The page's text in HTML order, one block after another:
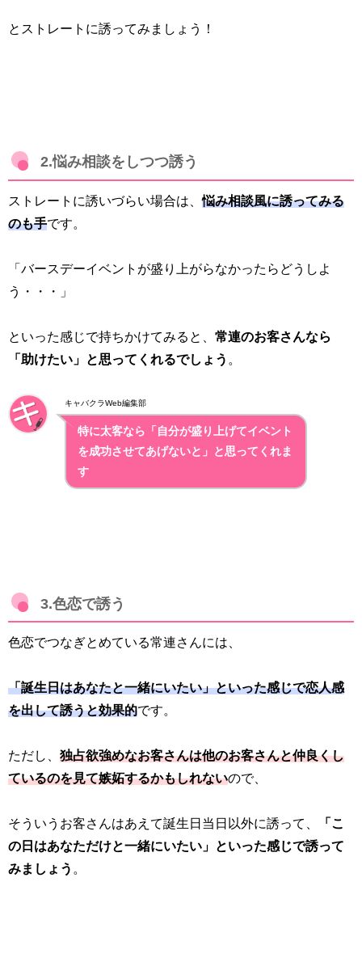
とストレートに誘ってみましょう！
2.悩み相談をしつつ誘う
ストレートに誘いづらい場合は、悩み相談風に誘ってみる
のも手です。
「バースデーイベントが盛り上がらなかったらどうしよ
う・・・」
といった感じで持ちかけてみると、 常連のお客さんなら
「助けたい」と思ってくれるでしょう 。
キャバクラWeb編集部
特に太客なら「自分が盛り上げてイベント
を成功させてあげないと」と思ってくれま
す
3.色恋で誘う
色恋でつなぎとめている常連さんには、
「誕生日はあなたと一緒にいたい」といった感じで恋人感
を出して誘うと効果的です。
ただし、 独占欲強めなお客さんは他のお客さんと仲良くし
ているのを見て嫉妬するかもしれないので、
そういうお客さんはあえて誕生日当日以外に誘って、
「こ
の日はあなただけと一緒にいたい」といった感じで誘って
みましょう 。